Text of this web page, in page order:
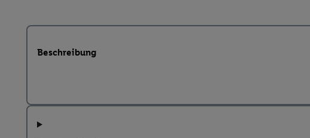
Beschreibung